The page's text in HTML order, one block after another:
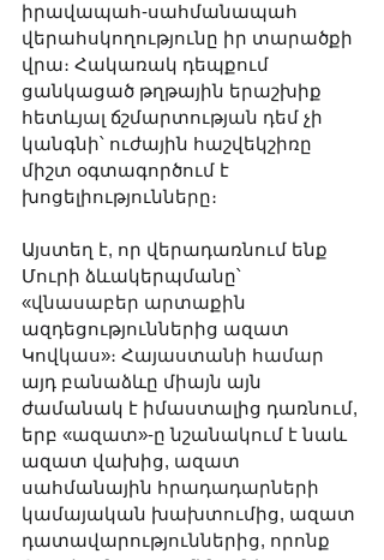
իրավապահ-սահմանապահ
վերահսկողությունը իր տարածքի
վրա։ Հակառակ դեպքում
ցանկացած թղթային երաշխիք
հետևյալ ճշմարտության դեմ չի
կանգնի՝ ուժային հաշվեկշիռը
միշտ օգտագործում է
խոցելիությունները։
Այստեղ է, որ վերադառնում ենք
Մուրի ձևակերպմանը՝
«վնասաբեր արտաքին
ազդեցություններից ազատ
Կովկաս»։ Հայաստանի համար
այդ բանաձևը միայն այն
ժամանակ է իմաստալից դառնում,
երբ «ազատ»-ը նշանակում է նաև
ազատ վախից, ազատ
սահմանային հրադադարների
կամայական խախտումից, ազատ
դատավարություններից, որոնք